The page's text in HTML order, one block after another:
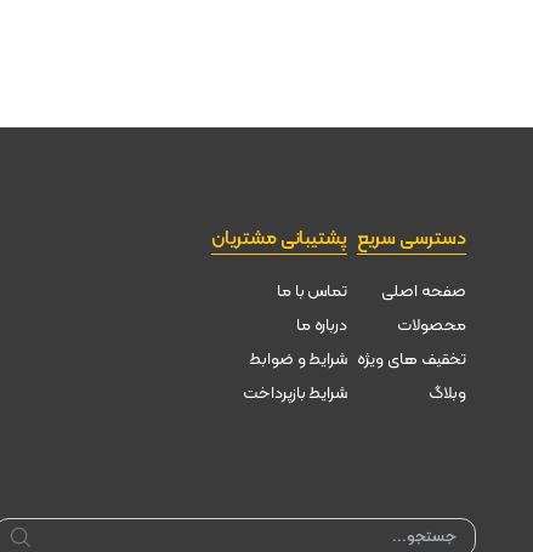
دسترسی سریع
صفحه اصلی
محصولات
تخقیف های ویژه
وبلاگ
پشتیبانی مشتریان
تماس با ما
درباره ما
شرایط و ضوابط
شرایط بازپرداخت
Products